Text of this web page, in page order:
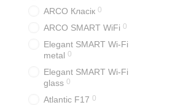
ARCO Класік 0
ARCO SMART WiFi 0
Elegant SMART Wi-Fi
metal 0
Elegant SMART Wi-Fi
glass 0
Atlantic F17 0